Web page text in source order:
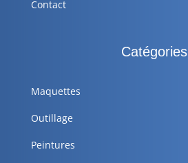
Contact
Catégories
Maquettes
Outillage
Peintures